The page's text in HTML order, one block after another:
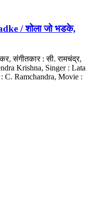
/ शोला जो भडके,
संगीतकार : सी. रामचंद्र,
Krishna, Singer : Lata
C. Ramchandra, Movie :